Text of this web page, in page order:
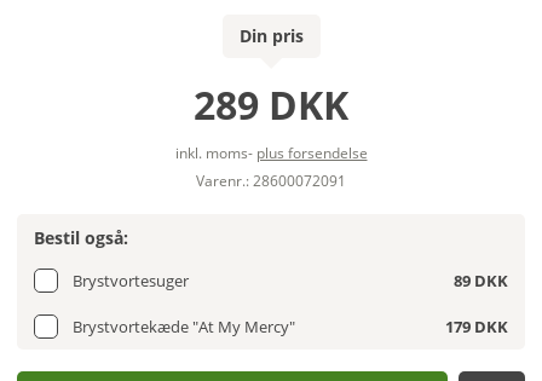
Din pris
289 DKK
inkl. moms- plus forsendelse
Varenr.: 28600072091
Bestil også:
Brystvortesuger 89 DKK
Brystvortekæde "At My Mercy" 179 DKK